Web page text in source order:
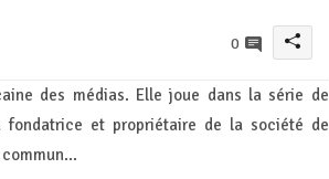
0
des médias. Elle joue dans la série de
et propriétaire de la société de